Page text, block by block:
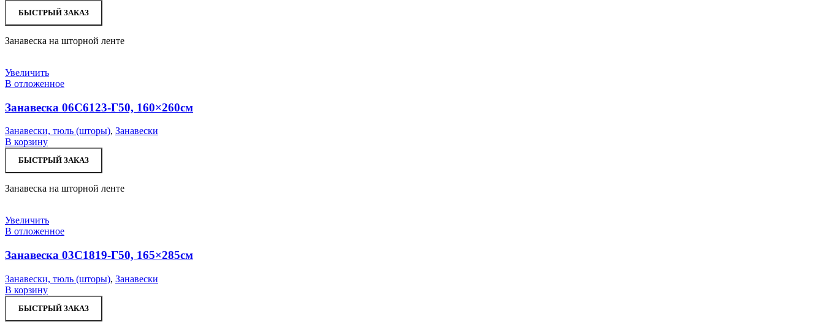
БЫСТРЫЙ ЗАКАЗ
Занавеска на шторной ленте
Увеличить
В отложенное
Занавеска 06С6123-Г50, 160×260см
Занавески, тюль (шторы), Занавески
В корзину
БЫСТРЫЙ ЗАКАЗ
Занавеска на шторной ленте
Увеличить
В отложенное
Занавеска 03С1819-Г50, 165×285см
Занавески, тюль (шторы), Занавески
В корзину
БЫСТРЫЙ ЗАКАЗ